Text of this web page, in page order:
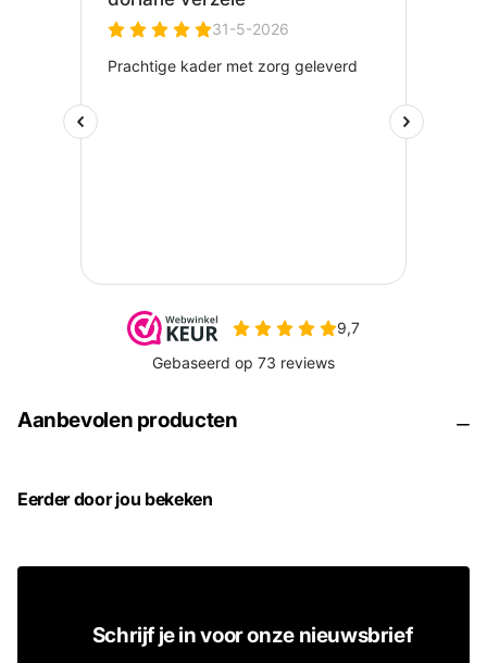
Aanbevolen producten
Eerder door jou bekeken
Schrijf je in voor onze nieuwsbrief